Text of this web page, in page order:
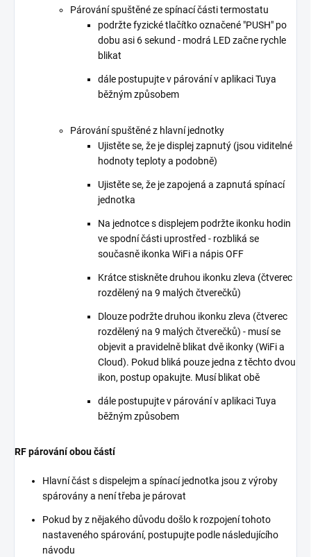
Párování spuštěné ze spínací části termostatu
podržte fyzické tlačítko označené "PUSH" po
dobu asi 6 sekund - modrá LED začne rychle
blikat
dále postupujte v párování v aplikaci Tuya
běžným způsobem
Párování spuštěné z hlavní jednotky
Ujistěte se, že je displej zapnutý (jsou viditelné
hodnoty teploty a podobně)
Ujistěte se, že je zapojená a zapnutá spínací
jednotka
Na jednotce s displejem podržte ikonku hodin
ve spodní části uprostřed - rozbliká se
současně ikonka WiFi a nápis OFF
Krátce stiskněte druhou ikonku zleva (čtverec
rozdělený na 9 malých čtverečků)
Dlouze podržte druhou ikonku zleva (čtverec
rozdělený na 9 malých čtverečků) - musí se
objevit a pravidelně blikat dvě ikonky (WiFi a
Cloud). Pokud bliká pouze jedna z těchto dvou
ikon, postup opakujte. Musí blikat obě
dále postupujte v párování v aplikaci Tuya
běžným způsobem
RF párování obou částí
Hlavní část s dispelejm a spínací jednotka jsou z výroby
spárovány a není třeba je párovat
Pokud by z nějakého důvodu došlo k rozpojení tohoto
nastaveného spárování, postupujte podle následujícího
návodu